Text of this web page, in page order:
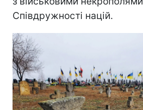
Співдружності націй.